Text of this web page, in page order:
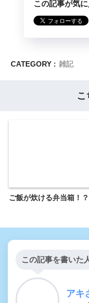
この記事が気
CATEGORY : 雑記
こ
ご飯が炊ける弁当箱！？
この記事を書いた
アキ